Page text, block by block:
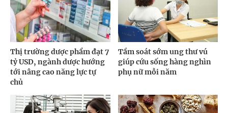
Thị trường dược phẩm đạt 7
tỷ USD, ngành dược hướng
tới nâng cao năng lực tự
chủ
Tầm soát sớm ung thư vú
giúp cứu sống hàng nghìn
phụ nữ mỗi năm